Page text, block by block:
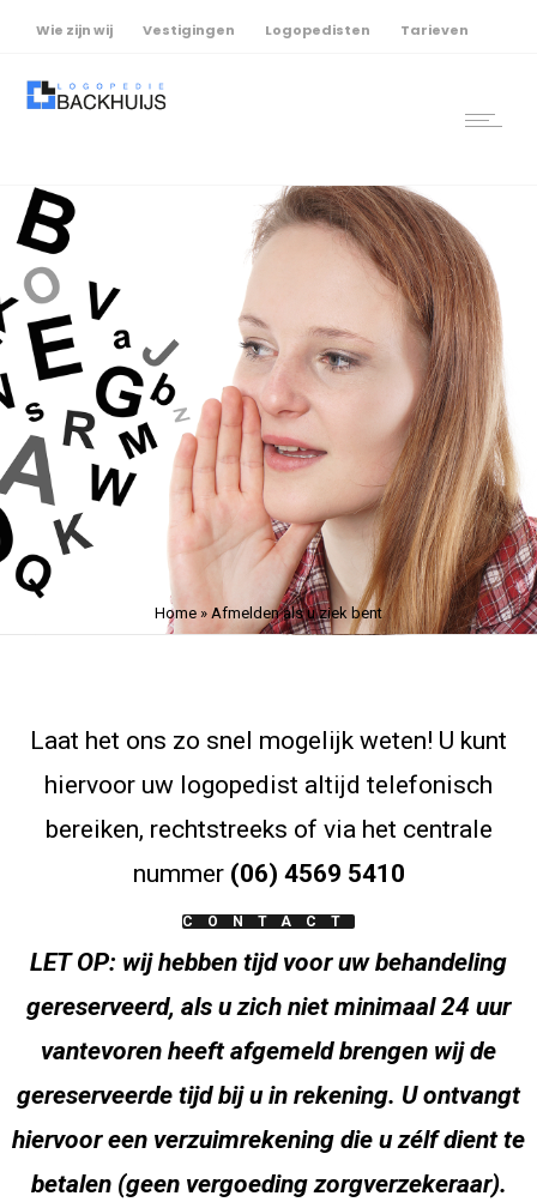
Wie zijn wij Vestigingen Logopedisten Tarieven
Afspraak maken
Home » Afmelden als u ziek bent
Laat het ons zo snel mogelijk weten! U kunt
hiervoor uw logopedist altijd telefonisch
bereiken, rechtstreeks of via het centrale
nummer (06) 4569 5410
CONTACT
LET OP: wij hebben tijd voor uw behandeling
gereserveerd, als u zich niet minimaal 24 uur
vantevoren heeft afgemeld brengen wij de
gereserveerde tijd bij u in rekening. U ontvangt
hiervoor een verzuimrekening die u zélf dient te
betalen (geen vergoeding zorgverzekeraar).